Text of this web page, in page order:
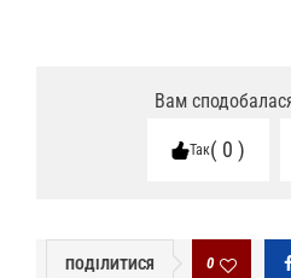
Вам
Так 0
ПОДІЛИТИСЯ 0